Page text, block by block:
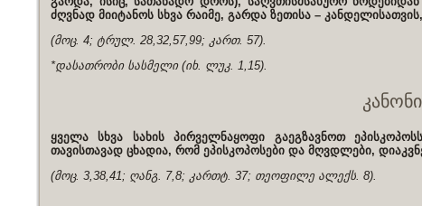
ძღვნად მიიტანოს სხვა რაიმე, გარდა ზეთისა –
(მოც. 4; ტრულ. 28,32,57,99; კართ. 57).
*დასათრობი სასმელი (იხ. ლუკ. 1,15).
ყველა სხვა სახის პირველნაყოფი გაეგზავნოთ
თავისთავად ცხადია, რომ ეპისკოპოსები და მღვდლები,
(მოც. 3,38,41; ღანგ. 7,8; კართტ. 37; თეოფილე ალექს. 8).